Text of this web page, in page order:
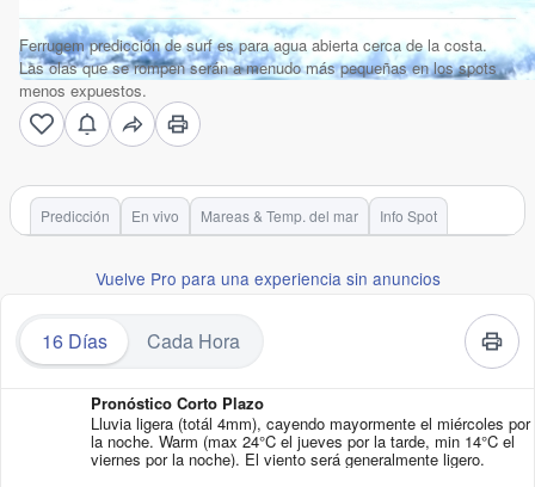
Ferrugem predicción de surf es para agua abierta cerca de la costa.
Las olas que se rompen serán a menudo más pequeñas en los spots
menos expuestos.
Predicción En vivo Mareas & Temp. del mar Info Spot
Vuelve Pro para una experiencia sin anuncios
16 Días Cada Hora
Pronóstico Corto Plazo
Lluvia ligera (totál 4mm), cayendo mayormente el miércoles por
la noche. Warm (max 24°C el jueves por la tarde, min 14°C el
viernes por la noche). El viento será generalmente ligero.